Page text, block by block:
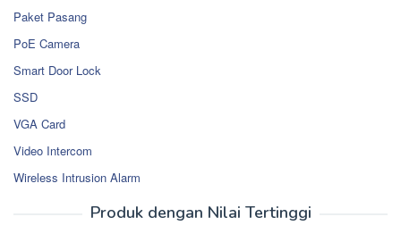
Paket Pasang
PoE Camera
Smart Door Lock
SSD
VGA Card
Video Intercom
Wireless Intrusion Alarm
Produk dengan Nilai Tertinggi